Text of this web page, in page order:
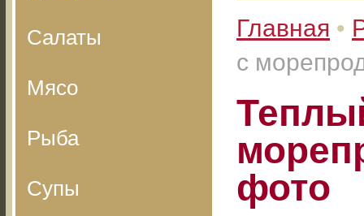
Салаты
Мясо
Рыба
Супы
Главная •
с
фото